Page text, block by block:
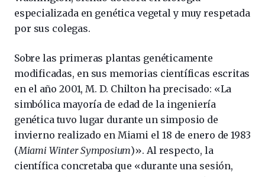
especializada en genética vegetal y muy respetada
por sus colegas.
Sobre las primeras plantas genéticamente
modificadas, en sus memorias científicas escritas
en el año 2001, M. D. Chilton ha precisado: «La
simbólica mayoría de edad de la ingeniería
genética tuvo lugar durante un simposio de
invierno realizado en Miami el 18 de enero de 1983
(Miami Winter Symposium)». Al respecto, la
científica concretaba que «durante una sesión,